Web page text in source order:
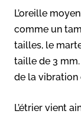
L’oreille
comme un
tailles, le
taille de 3
de la vibration
L’étrier vient